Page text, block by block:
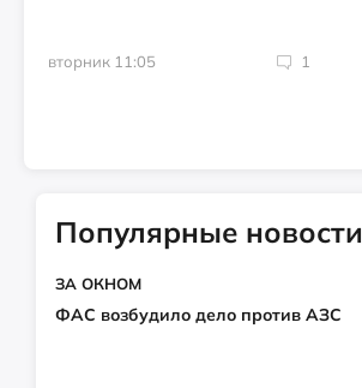
вторник 11:05 1
Популярные новости
ЗА ОКНОМ
ФАС возбудило дело против АЗС